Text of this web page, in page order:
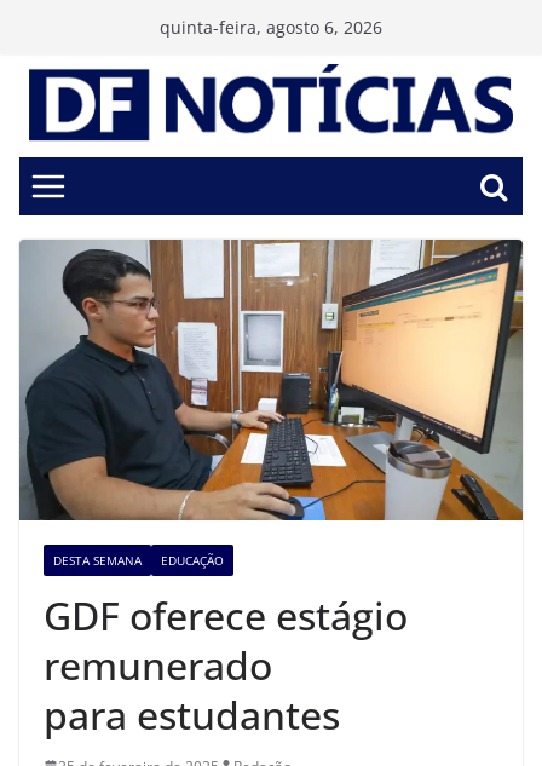
conteúdo
quinta-feira, agosto 6, 2026
DESTA SEMANA EDUCAÇÃO
GDF oferece estágio
remunerado
para estudantes